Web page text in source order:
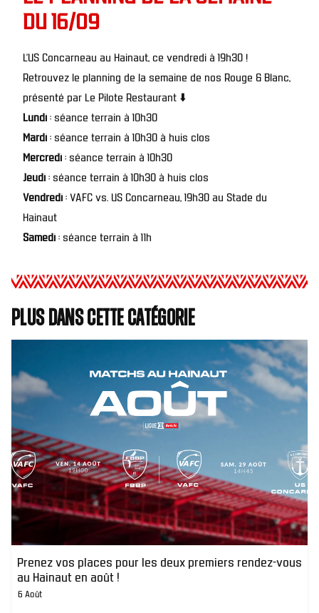
DU 16/09
L’US Concarneau au Hainaut, ce vendredi à 19h30 !
Retrouvez le planning de la semaine de nos Rouge & Blanc,
présenté par Le Pilote Restaurant ⬇️
Lundi : séance terrain à 10h30
Mardi : séance terrain à 10h30 à huis clos
Mercredi : séance terrain à 10h30
Jeudi : séance terrain à 10h30 à huis clos
Vendredi : VAFC vs. US Concarneau, 19h30 au Stade du
Hainaut
Samedi : séance terrain à 11h
Plus dans cette catégorie
Prenez vos places pour les deux premiers rendez-vous
au Hainaut en août !
6 Août